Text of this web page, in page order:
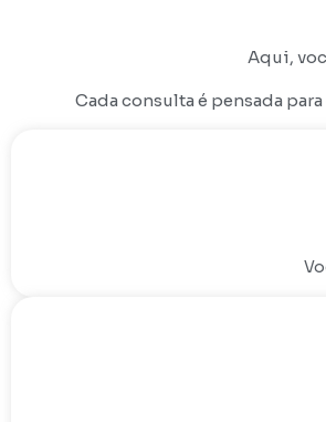
Aqui,
Cada consulta é pensada